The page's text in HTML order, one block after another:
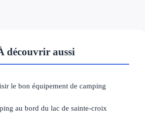
découvrir aussi
le bon équipement de camping
au bord du lac de sainte-croix